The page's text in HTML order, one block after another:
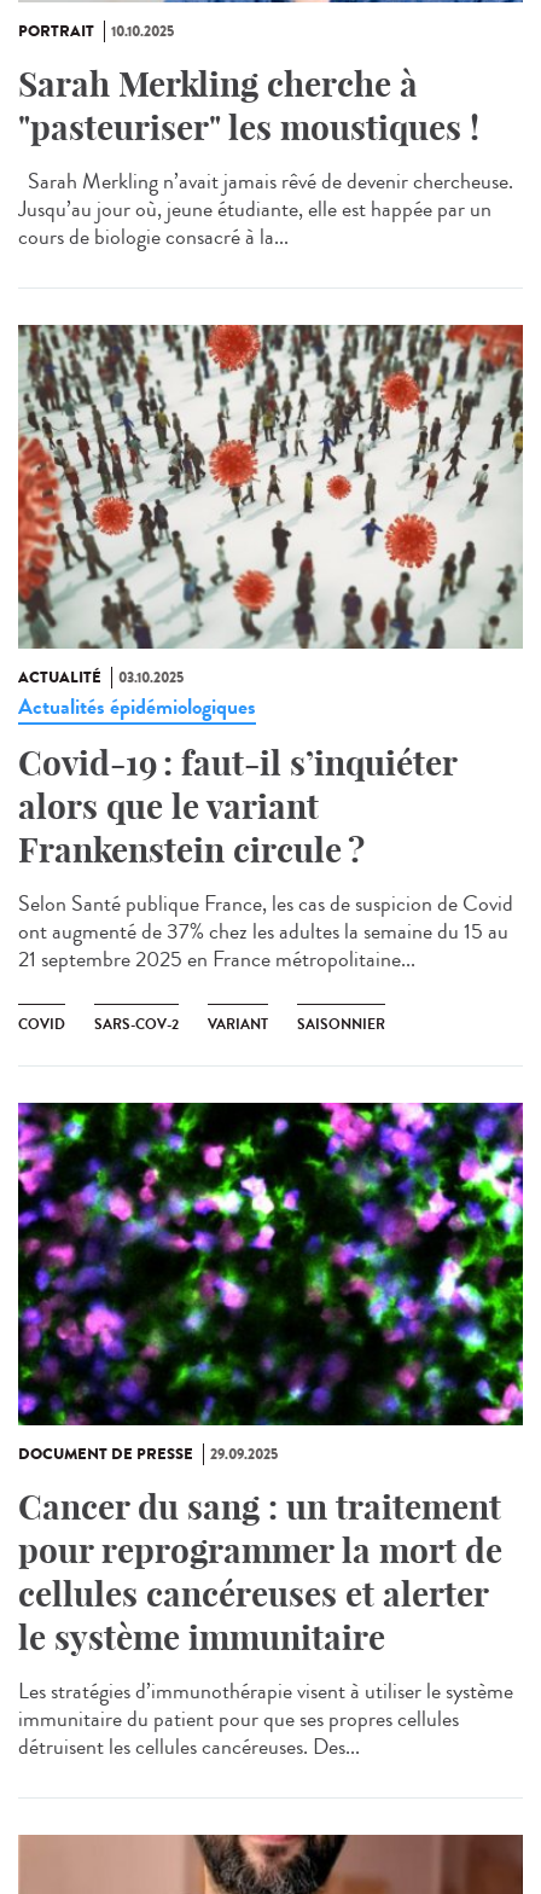
PORTRAIT 10.10.2025
Sarah Merkling cherche à
"pasteuriser" les moustiques !
Sarah Merkling n’avait jamais rêvé de devenir chercheuse.
Jusqu’au jour où, jeune étudiante, elle est happée par un
cours de biologie consacré à la...
ACTUALITÉ 03.10.2025
Actualités épidémiologiques
Covid-19 : faut-il s’inquiéter
alors que le variant
Frankenstein circule ?
Selon Santé publique France, les cas de suspicion de Covid
ont augmenté de 37% chez les adultes la semaine du 15 au
21 septembre 2025 en France métropolitaine...
COVID SARS-COV-2 VARIANT SAISONNIER
DOCUMENT DE PRESSE 29.09.2025
Cancer du sang : un traitement
pour reprogrammer la mort de
cellules cancéreuses et alerter
le système immunitaire
Les stratégies d’immunothérapie visent à utiliser le système
immunitaire du patient pour que ses propres cellules
détruisent les cellules cancéreuses. Des...